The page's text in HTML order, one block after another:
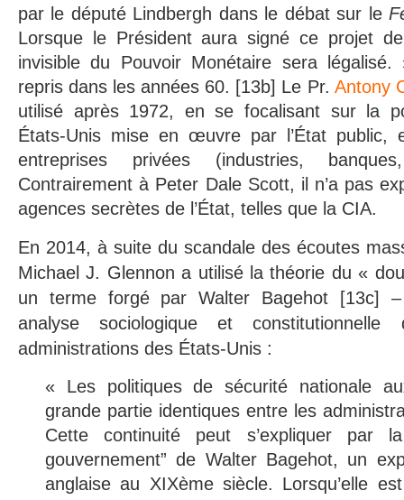
par le député Lindbergh dans le débat sur le
Lorsque le Président aura signé ce projet
invisible du Pouvoir Monétaire sera
repris dans les années 60. [13b] Le Pr. Antony
utilisé après 1972, en se focalisant sur ​​la
États-Unis mise en œuvre par l’État public,
entreprises privées (industries,
Contrairement à Peter Dale Scott, il n’a pas
agences secrètes de l’État, telles que la CIA.
En 2014, à suite du scandale des écoutes
Michael J. Glennon a utilisé la théorie du «
un terme forgé par Walter Bagehot [13c]
analyse sociologique et
administrations des États-Unis :
« Les politiques de sécurité nationale
grande partie identiques entre les
Cette continuité peut s’expliquer par
gouvernement” de Walter Bagehot, un
anglaise au XIXème siècle. Lorsqu’elle